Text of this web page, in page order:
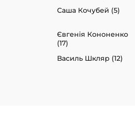
Саша Кочубей (5)
Євгенія Кононенко
(17)
Василь Шкляр (12)